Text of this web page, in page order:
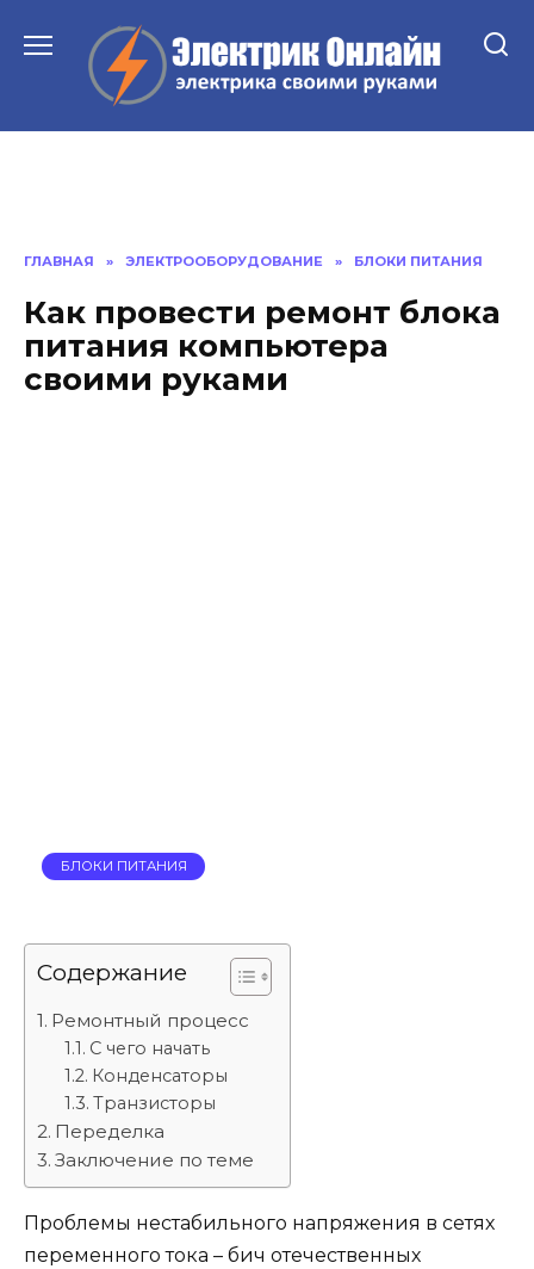
содержанию
ГЛАВНАЯ » ЭЛЕКТРООБОРУДОВАНИЕ » БЛОКИ ПИТАНИЯ
Как провести ремонт блока
питания компьютера
своими руками
БЛОКИ ПИТАНИЯ
Содержание
Ремонтный процесс
С чего начать
Конденсаторы
Транзисторы
Переделка
Заключение по теме
Проблемы нестабильного напряжения в сетях
переменного тока – бич отечественных